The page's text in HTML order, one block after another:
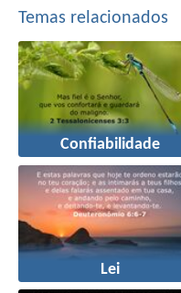
Temas relacionados
Confiabilidade
Lei